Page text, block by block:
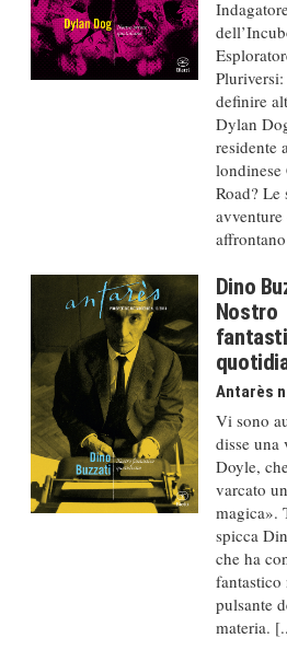
definire
Dylan
residente
londinese
Road? Le
avventure
Dino
Nostro
Antarès
Vi sono
disse una
Doyle,
varcato
magica».
spicca
che ha
fantastico
pulsante
materia.